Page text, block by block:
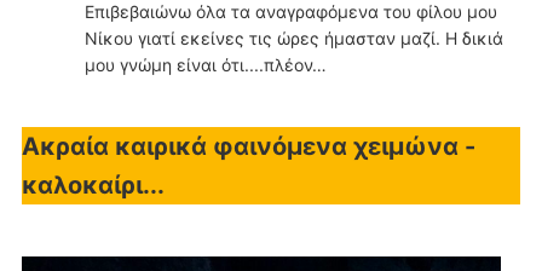
Επιβεβαιώνω όλα τα αναγραφόμενα του φίλου μου
Νίκου γιατί εκείνες τις ώρες ήμασταν μαζί. Η δικιά
μου γνώμη είναι ότι....πλέον…
Ακραία καιρικά φαινόμενα χειμώνα -
καλοκαίρι...